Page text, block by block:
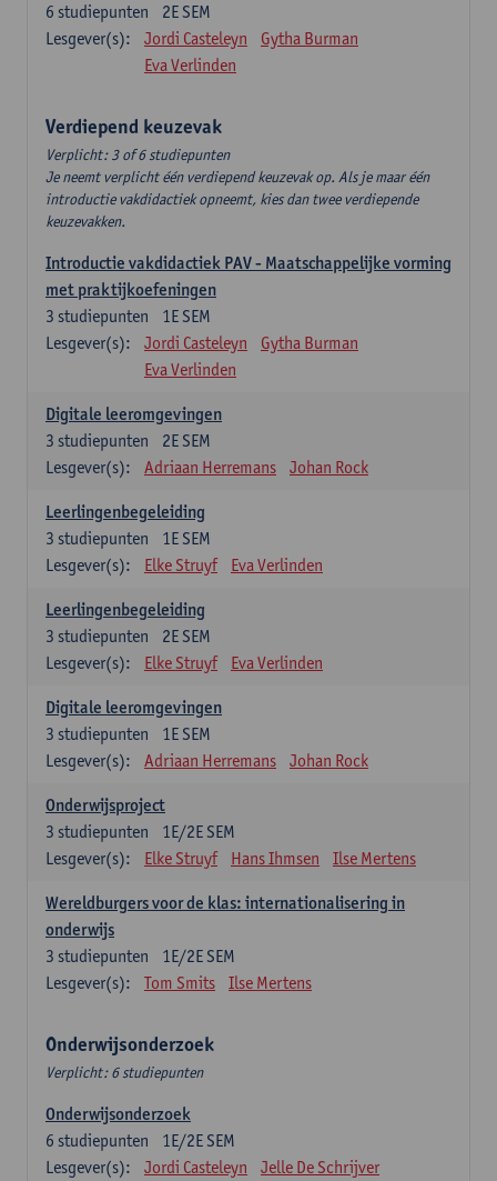
2E SEM
6 studiepunten
Lesgever(s):
Jordi Casteleyn
Gytha Burman
Eva Verlinden
Verdiepend keuzevak
Verplicht: 3 of 6 studiepunten
Je neemt verplicht één verdiepend keuzevak op. Als je maar één
introductie vakdidactiek opneemt, kies dan twee verdiepende
keuzevakken.
Introductie vakdidactiek PAV - Maatschappelijke vorming
met praktijkoefeningen
1E SEM
3 studiepunten
Lesgever(s):
Jordi Casteleyn
Gytha Burman
Eva Verlinden
Digitale leeromgevingen
2E SEM
3 studiepunten
Lesgever(s):
Adriaan Herremans Johan Rock
Leerlingenbegeleiding
1E SEM
3 studiepunten
Lesgever(s):
Elke Struyf Eva Verlinden
Leerlingenbegeleiding
2E SEM
3 studiepunten
Lesgever(s):
Elke Struyf Eva Verlinden
Digitale leeromgevingen
1E SEM
3 studiepunten
Lesgever(s):
Adriaan Herremans Johan Rock
Onderwijsproject
1E/2E SEM
3 studiepunten
Lesgever(s):
Elke Struyf Hans Ihmsen Ilse Mertens
Wereldburgers voor de klas: internationalisering in
onderwijs
1E/2E SEM
3 studiepunten
Lesgever(s):
Tom Smits Ilse Mertens
Onderwijsonderzoek
Verplicht: 6 studiepunten
Onderwijsonderzoek
1E/2E SEM
6 studiepunten
Lesgever(s):
Jordi Casteleyn Jelle De Schrijver